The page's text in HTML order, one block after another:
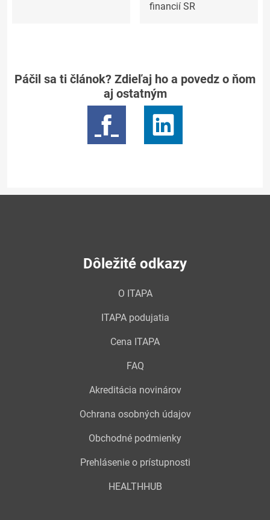
financií SR
Páčil sa ti článok? Zdieľaj ho a povedz o ňom
aj ostatným
Dôležité odkazy
O ITAPA
ITAPA podujatia
Cena ITAPA
FAQ
Akreditácia novinárov
Ochrana osobných údajov
Obchodné podmienky
Prehlásenie o prístupnosti
HEALTHHUB